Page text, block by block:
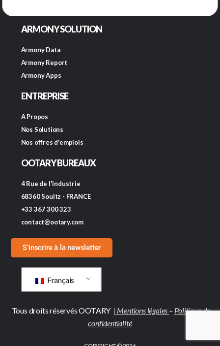
ARMONY SOLUTION
Armony Data
Armony Report
Armony Apps
ENTREPRISE
A Propos
Nos Solutions
Nos offres d'emplois
OOTARY BUREAUX
4 Rue de l'industrie
68360 Soultz - FRANCE
+33 367 300 323
contact@ootary.com
S’inscrire à la newsletter
Français
Tous droits réservés OOTARY | Mentions légales – Politique de
confidentialité